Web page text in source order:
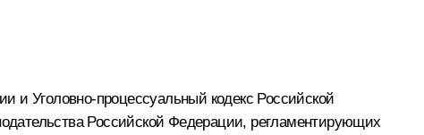
и Уголовно-процессуальный кодекс Российской
Российской Федерации, регламентирующих